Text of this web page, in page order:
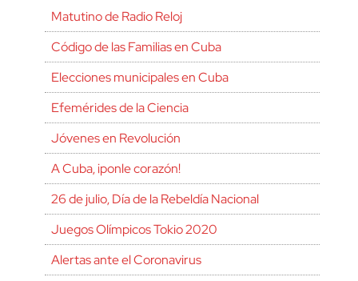
Matutino de Radio Reloj
Código de las Familias en Cuba
Elecciones municipales en Cuba
Efemérides de la Ciencia
Jóvenes en Revolución
A Cuba, ¡ponle corazón!
26 de julio, Día de la Rebeldía Nacional
Juegos Olímpicos Tokio 2020
Alertas ante el Coronavirus